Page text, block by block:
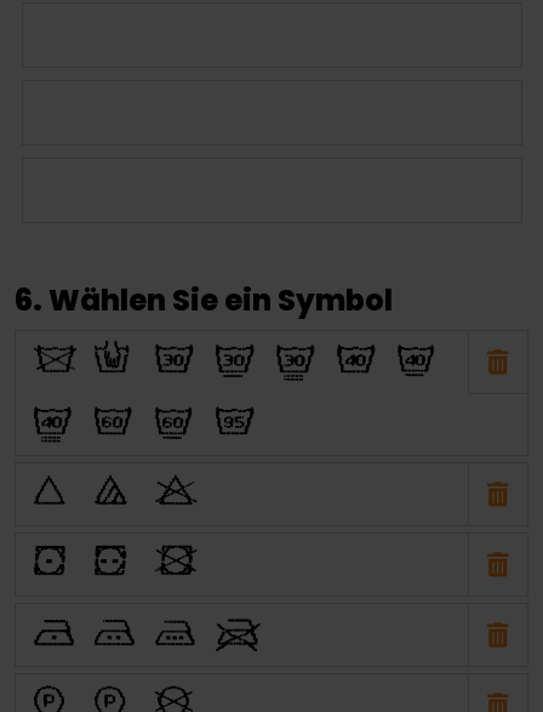
6. Wählen Sie ein Symbol
O N H I J E F
G C D A
P
Q
R
W
X
Y
U T S V